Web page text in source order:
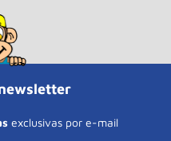
exclusivas por e-mail